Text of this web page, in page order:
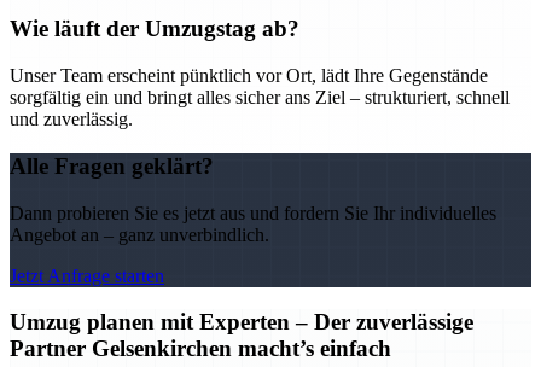
Wie läuft der Umzugstag ab?
Unser Team erscheint pünktlich vor Ort, lädt Ihre Gegenstände
sorgfältig ein und bringt alles sicher ans Ziel – strukturiert, schnell
und zuverlässig.
Alle Fragen geklärt?
Dann probieren Sie es jetzt aus und fordern Sie Ihr individuelles
Angebot an – ganz unverbindlich.
Jetzt Anfrage starten
Umzug planen mit Experten – Der zuverlässige
Partner Gelsenkirchen macht’s einfach